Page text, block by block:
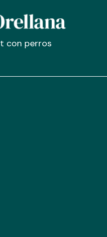
con perros